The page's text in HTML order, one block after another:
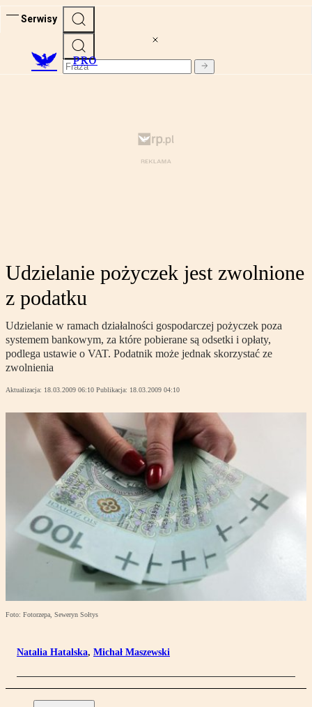
Serwisy
PRO
Udzielanie pożyczek jest zwolnione
z podatku
Udzielanie w ramach działalności gospodarczej pożyczek poza
systemem bankowym, za które pobierane są odsetki i opłaty,
podlega ustawie o VAT. Podatnik może jednak skorzystać ze
zwolnienia
Aktualizacja: 18.03.2009 06:10 Publikacja: 18.03.2009 04:10
Foto: Fotorzepa, Seweryn Sołtys
Natalia Hatalska, Michał Maszewski